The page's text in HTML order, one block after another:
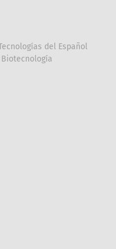
del Español
Biotecnología